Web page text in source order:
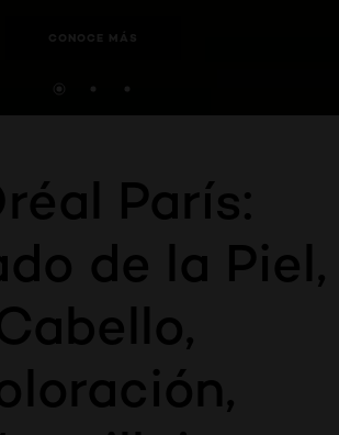
CONOCE MÁS
París:
de la Piel,